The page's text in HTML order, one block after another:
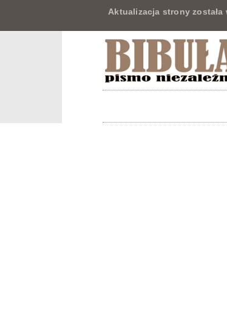
Aktualizacja strony została